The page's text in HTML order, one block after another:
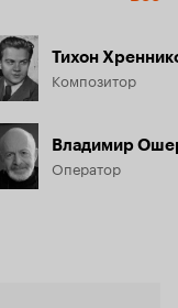
Тихон
Композитор
Владимир
Оператор